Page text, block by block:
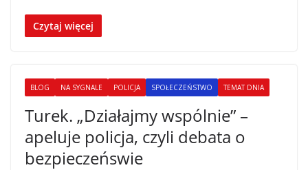
Czytaj więcej
BLOG NA SYGNALE POLICJA SPOŁECZEŃSTWO TEMAT DNIA
Turek. „Działajmy wspólnie” –
apeluje policja, czyli debata o
bezpieczeńswie